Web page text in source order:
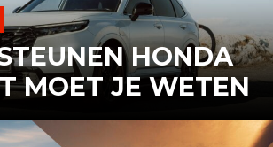
HONDA
MOET JE WETEN